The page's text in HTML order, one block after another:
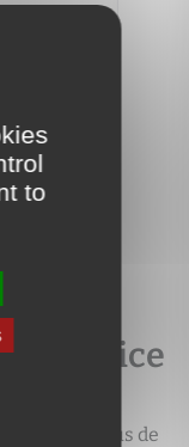
service
le processus de
to